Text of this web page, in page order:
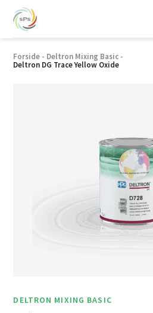
Forside - Deltron Mixing Basic -
Deltron DG Trace Yellow Oxide
DELTRON MIXING BASIC